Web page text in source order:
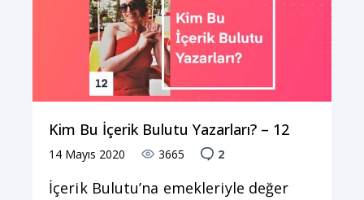
Kim Bu İçerik Bulutu Yazarları? – 12
14 Mayıs 2020 3665 2
İçerik Bulutu’na emekleriyle değer